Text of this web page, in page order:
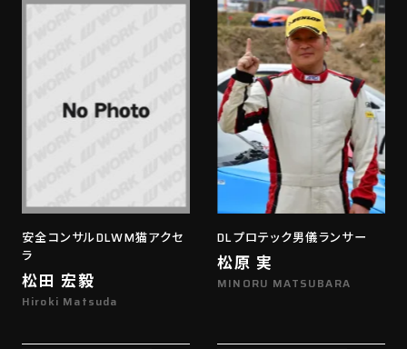
安全コンサルDLWM猫アクセ
ラ
松田 宏毅
Hiroki Matsuda
DLプロテック男儀ランサー
松原 実
MINORU MATSUBARA